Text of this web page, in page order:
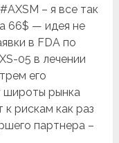
– я все так
66$ — идея не
в FDA по
05 в лечении
его
широты рынка
рискам как раз
партнера –